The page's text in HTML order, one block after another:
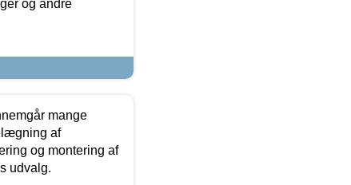
og andre
mange
af
og montering af
udvalg.